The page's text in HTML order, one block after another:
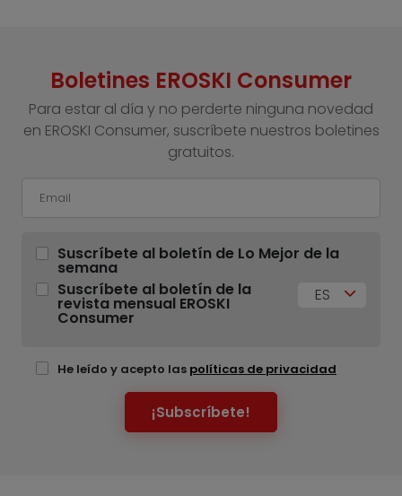
Boletines EROSKI Consumer
Para estar al día y no perderte ninguna novedad
en EROSKI Consumer, suscríbete nuestros boletines
gratuitos.
Suscríbete al boletín de Lo Mejor de la
semana
Suscríbete al boletín de la
revista mensual EROSKI
Consumer
ES
He leído y acepto las políticas de privacidad
¡Subscríbete!